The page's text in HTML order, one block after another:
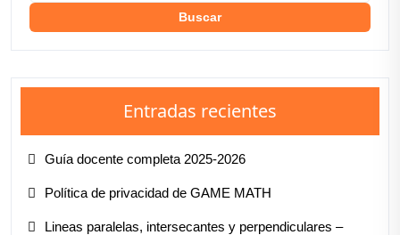
Entradas recientes
Guía docente completa 2025-2026
Política de privacidad de GAME MATH
Lineas paralelas, intersecantes y perpendiculares –